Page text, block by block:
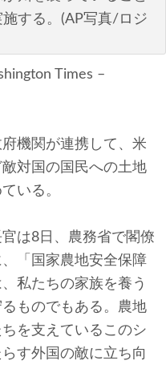
する。(AP写真/ロジ
Times –
機関が連携して、米
対国の国民への土地
いる。
は8日、農務省で閣僚
「国家農地安全保障
私たちの家族を養う
ものでもある。農地
を支えているこのシ
す外国の敵に立ち向